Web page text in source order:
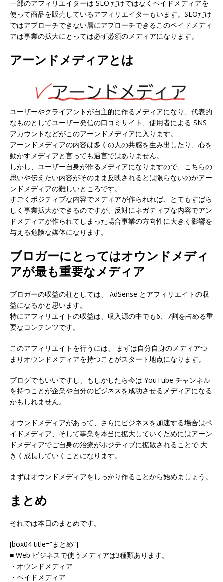
一部のアフィリエイターは SEO だけではなくペイドメディアを
使って商品を販売しているアフィリエイターもいます。SEOだけ
ではアプローチできない層にアプローチできるこのペイドメディ
アは事業の拡大にとっては必ず必須のメディアになります。
アーンドメディアとは
ユーザーやクライアントが自主的に作るメディアになり、代表的
なものとしてユーザー発信の口コミサイト、使用者による SNS
アカウントなどがこのアーンドメディアに入ります。
アーンドメディアの内容は多くの人の共感を生み出したり、心を
動かすメディアと言っても過言ではありません。
しかし、 ユーザー自身が作るメディアになりますので、こちらの
思いや伝えたい内容がそのまま反映されるとは限らないのがアー
ンドメディアの難しいところです。
すごくポジティブな内容でメディアが作られれば、とてもすばら
しく事業拡大ができるのですが、反対にネガティブな内容でアン
ドメディアが作られてしまった場合事業の方向性に大きく影響を
与える危険な媒体になります。
ブロガーにとってはオウンドメディ
アが最も重要なメディア
ブロガーの収益の柱としては、 AdSense とアフィリエイトの収
益になるかと思います。
特にアフィリエイトの収益は、収入源の中でも6、7割を占める重
要なコンテンツです。
このアフィリエイトを行うには、 まずは自分自身のメディアつ
まりオウンドメディアを持つことがスタート地点になります。
ブログでもいいですし、もしかしたら今は YouTube チャンネル
を持つことが企業や自分のビジネスを成功させるメディアになる
かもしれません。
オウンドメディアがあって、さらにビジネスを加速する場合はペ
イドメディア、そして事業を本当に拡大していくためにはアーン
ドメディアでご自身の治療がポジティブに拡散されることで 大
きく成長していくことになります。
まずはオウンドメディアをしっかり作ることから始めましょう。
まとめ
それでは本日のまとめです。
[box04 title=”まとめ”]
■ Web ビジネスで使うメディアは3種類あります。
・オウンドメディア
・ペイドメディア